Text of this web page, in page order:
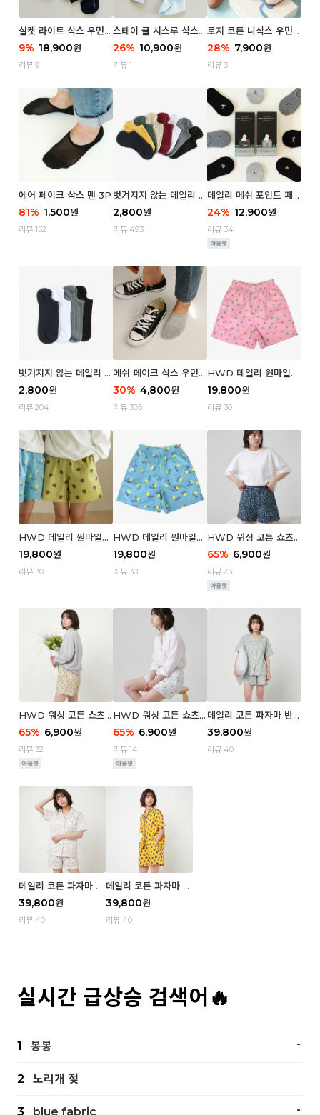
실켓 라이트 삭스 우먼 3
P
9% 18,900원
리뷰 9
스테이 쿨 시스루 삭스
우먼 2P
26% 10,900원
리뷰 1
로지 코튼 니삭스 우먼 1
P
28% 7,900원
리뷰 3
에어 페이크 삭스 맨 3P
81% 1,500원
리뷰 152
벗겨지지 않는 데일리 페
이크 삭스 (우먼)
2,800원
리뷰 493
데일리 메쉬 포인트 페이
크 삭스 우먼 4P
24% 12,900원
리뷰 34
벗겨지지 않는 데일리 페
이크 삭스 (맨)
2,800원
리뷰 204
메쉬 페이크 삭스 우먼 3
P
30% 4,800원
리뷰 305
HWD 데일리 원마일
쇼츠 - 04 Aroma (우
먼)
19,800원
리뷰 30
HWD 데일리 원마일
쇼츠 - 03 Poodle (우
먼)
19,800원
리뷰 30
HWD 데일리 원마일
쇼츠 - 02 Chouchou
(우먼)
19,800원
리뷰 30
HWD 워싱 코튼 쇼츠
(우먼) - 03 Berry tre
e
65% 6,900원
리뷰 23
HWD 워싱 코튼 쇼츠
(우먼) - 02 Retro flo
wer
65% 6,900원
리뷰 32
HWD 워싱 코튼 쇼츠
(우먼) - 01 Blue whal
e
65% 6,900원
리뷰 14
데일리 코튼 파자마 반팔
세트 (우먼) - 03 Sum
mer lane
39,800원
리뷰 40
데일리 코튼 파자마 반
팔 세트 (우먼) - 02
Blue cherry
39,800원
리뷰 40
데일리 코튼 파자마 반
팔 세트 (우먼) - 01 Mi
z
39,800원
리뷰 40
실시간 급상승 검색어🔥
1 봉봉 -
2 노리개 젖
3 blue fabric -